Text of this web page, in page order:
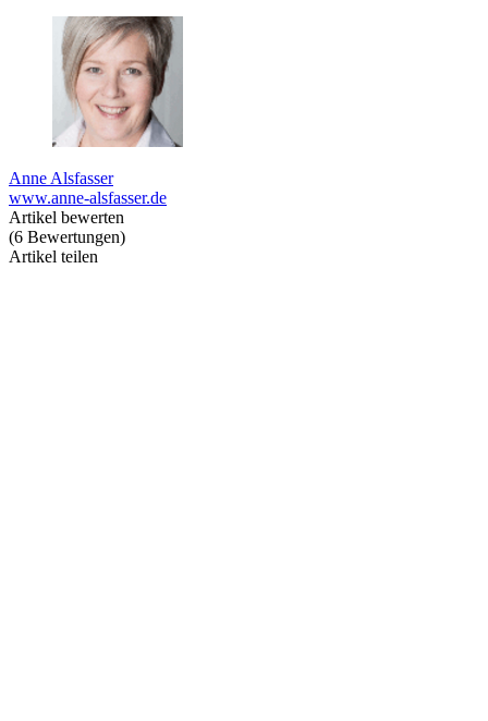
Anne Alsfasser
www.anne-alsfasser.de
Artikel bewerten
(6 Bewertungen)
Artikel teilen